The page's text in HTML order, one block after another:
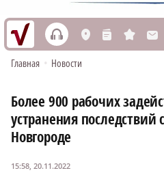
h L n s M
Главная • Новости
Более 900 рабочих
устранения
Новгороде
15:58, 20.11.2022